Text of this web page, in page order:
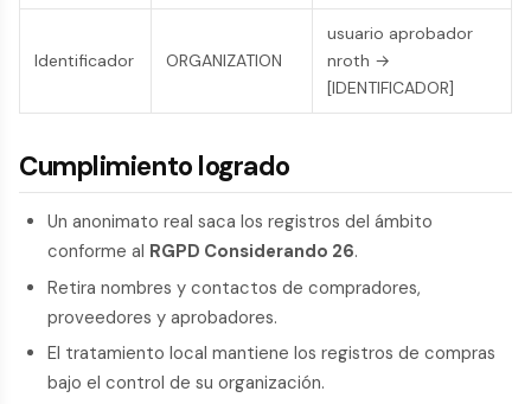
Identificador ORGANIZATION
usuario aprobador
nroth →
[IDENTIFICADOR]
Cumplimiento logrado
Un anonimato real saca los registros del ámbito
conforme al RGPD Considerando 26.
Retira nombres y contactos de compradores,
proveedores y aprobadores.
El tratamiento local mantiene los registros de compras
bajo el control de su organización.